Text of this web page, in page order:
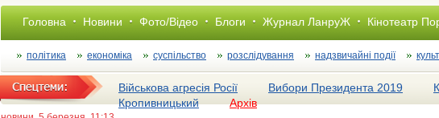
Головна Новини Фото/Відео Блоги Журнал ЛанруЖ Кінотеатр
політика економіка суспільство розслiдування надзвичайні події
Військова агресія Росії Вибори Президента 2019
Кропивницький
Архів